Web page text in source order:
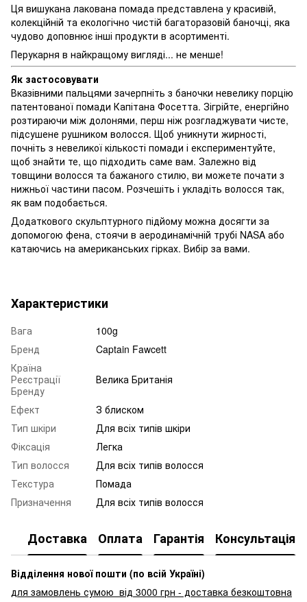
Ця вишукана лакована помада представлена у красивій,
колекційній та екологічно чистій багаторазовій баночці, яка
чудово доповнює інші продукти в асортименті.
Перукарня в найкращому вигляді... не менше!
Як застосовувати
Вказівними пальцями зачерпніть з баночки невелику порцію
патентованої помади Капітана Фосетта. Зігрійте, енергійно
розтираючи між долонями, перш ніж розгладжувати чисте,
підсушене рушником волосся. Щоб уникнути жирності,
почніть з невеликої кількості помади і експериментуйте,
щоб знайти те, що підходить саме вам. Залежно від
товщини волосся та бажаного стилю, ви можете почати з
нижньої частини пасом. Розчешіть і укладіть волосся так,
як вам подобається.
Додаткового скульптурного підйому можна досягти за
допомогою фена, стоячи в аеродинамічній трубі NASA або
катаючись на американських гірках. Вибір за вами.
Характеристики
Вага
100g
Бренд
Captain Fawcett
Країна
Реєстрації
Бренду
Велика Британія
Ефект
З блиском
Тип шкіри
Для всіх типів шкіри
Фіксація
Легка
Тип волосся
Для всіх типів волосся
Текстура
Помада
Призначення
Для всіх типів волосся
Доставка Оплата Гарантія Консультація
Відділення нової пошти (по всій Україні)
для замовлень сумою від 3000 грн - доставка безкоштовна